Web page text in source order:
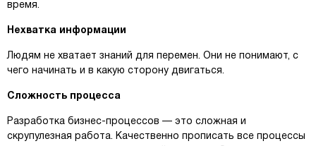
время.
Нехватка информации
Людям не хватает знаний для перемен. Они не понимают, с
чего начинать и в какую сторону двигаться.
Сложность процесса
Разработка бизнес-процессов — это сложная и
скрупулезная работа. Качественно прописать все процессы